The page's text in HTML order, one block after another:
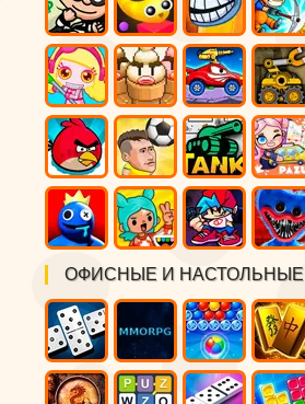
ОФИСНЫЕ И НАСТОЛЬНЫЕ